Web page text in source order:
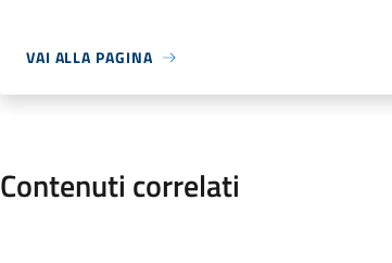
VAI ALLA PAGINA
Contenuti correlati